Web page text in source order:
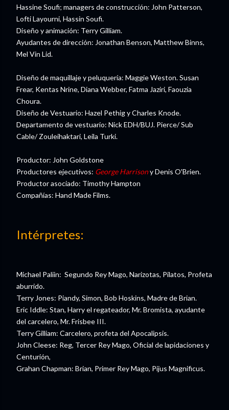
Hassine Soufi; managers de construcción: John Patterson,
Lofti Layourni, Hassin Soufi.
Diseño y animación: Terry Gilliam.
Ayudantes de dirección: Jonathan Benson, Matthew Binns,
Mel Vin Lid.
Diseño de maquillaje y peluquería: Maggie Weston. Susan
Frear, Kentas Nrine, Diana Webber, Fatma Jaziri, Faouzia
Choura.
Diseño de Vestuario: Hazel Pethig y Charles Knode.
Departamento de vestuario: Nick EDH/BUJ. Pierce/ Sub
Cable/ Zouleihaktari, Leila Turki.
Productor: John Goldstone
Productores ejecutivos: George Harrisony Denis O'Brien.
Productor asociado: Timothy Hampton
Compañías: Hand Made Films.
Intérpretes:
Michael Paliin: Segundo Rey Mago, Narizotas, Pilatos, Profeta
aburrido.
Terry Jones: Piandy, Simon, Bob Hoskins, Madre de Brian.
Eric Iddle: Stan, Harry el regateador, Mr. Bromista, ayudante
del carcelero, Mr. Frisbee III.
Terry Gilliam: Carcelero, profeta del Apocalipsis.
John Cleese: Reg, Tercer Rey Mago, Oficial de lapidaciones y
Centurión,
Grahan Chapman: Brian, Primer Rey Mago, Pijus Magnificus.